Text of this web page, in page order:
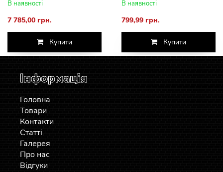
В наявності
7 785,00 грн.
Купити
В наявності
799,99 грн.
Купити
Інформація
Головна
Товари
Контакти
Статті
Галерея
Про нас
Відгуки